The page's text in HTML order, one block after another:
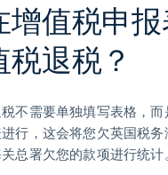
增值税申报
退税？
不需要单独填写表格，
进行，这会将您欠英国税
总署欠您的款项进行统计。